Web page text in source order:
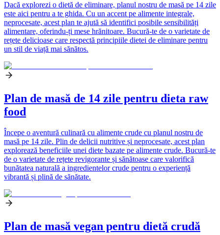
Dacă explorezi o dietă de eliminare, planul nostru de masă pe 14 zile
este aici pentru a te ghida. Cu un accent pe alimente integrale,
neprocesate, acest plan te ajută să identifici posibile sensibilități
alimentare, oferindu-ți mese hrănitoare. Bucură-te de o varietate de
rețete delicioase care respectă principiile dietei de eliminare pentru
un stil de viață mai sănătos.
Plan de masă de 14 zile pentru dieta raw
food
Începe o aventură culinară cu alimente crude cu planul nostru de
masă pe 14 zile. Plin de delicii nutritive și neprocesate, acest plan
explorează beneficiile unei diete bazate pe alimente crude. Bucură-te
de o varietate de rețete revigorante și sănătoase care valorifică
bunătatea naturală a ingredientelor crude pentru o experiență
vibrantă și plină de sănătate.
Plan de masă vegan pentru dietă crudă